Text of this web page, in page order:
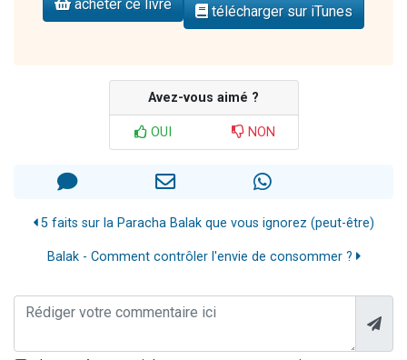
acheter ce livre télécharger sur iTunes
Avez-vous aimé ?
OUI NON
5 faits sur la Paracha Balak que vous ignorez (peut-être)
Balak - Comment contrôler l'envie de consommer ?